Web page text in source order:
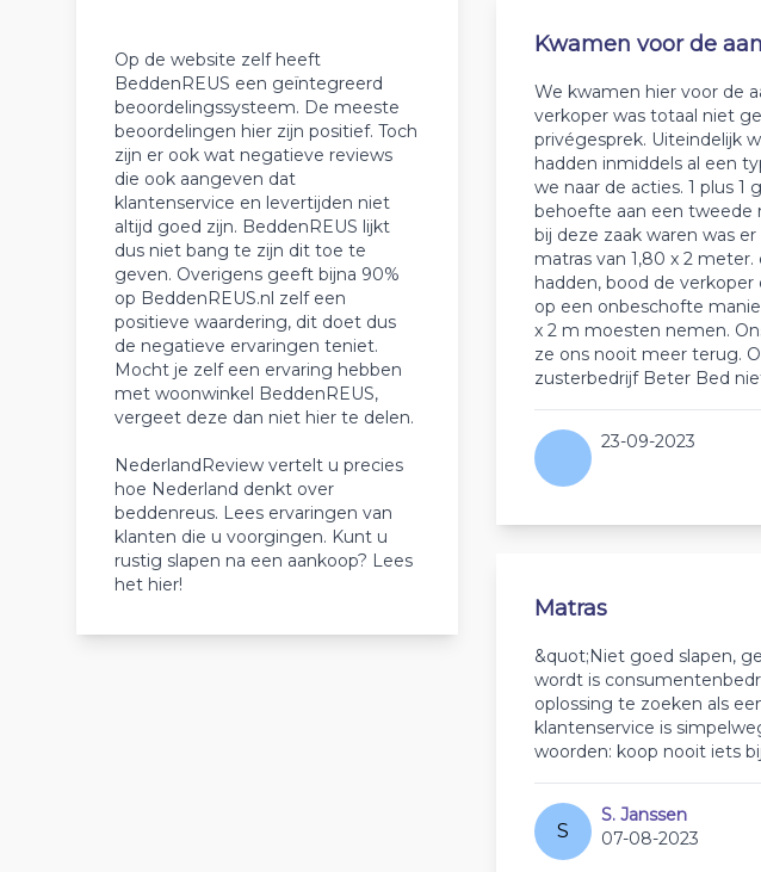
Op de website zelf heeft
BeddenREUS een geïntegreerd
beoordelingssysteem. De meeste
beoordelingen hier zijn positief. Toch
zijn er ook wat negatieve reviews
die ook aangeven dat
klantenservice en levertijden niet
altijd goed zijn. BeddenREUS lijkt
dus niet bang te zijn dit toe te
geven. Overigens geeft bijna 90%
op BeddenREUS.nl zelf een
positieve waardering, dit doet dus
de negatieve ervaringen teniet.
Mocht je zelf een ervaring hebben
met woonwinkel BeddenREUS,
vergeet deze dan niet hier te delen.
NederlandReview vertelt u precies
hoe Nederland denkt over
beddenreus. Lees ervaringen van
klanten die u voorgingen. Kunt u
rustig slapen na een aankoop? Lees
het hier!
Kwamen voor de
We kwamen hier voor de
verkoper was totaal niet
privégesprek. Uiteindelijk
hadden inmiddels al een
we naar de acties. 1 plus
behoefte aan een tweede
bij deze zaak waren was
matras van 1,80 x 2
hadden, bood de
op een onbeschofte
x 2 m moesten nemen.
ze ons nooit meer terug.
zusterbedrijf Beter Bed
23-09-2023
Matras
&quot;Niet goed slapen,
wordt is
oplossing te zoeken als
klantenservice is
woorden: koop nooit iets
S
S. Janssen
07-08-2023